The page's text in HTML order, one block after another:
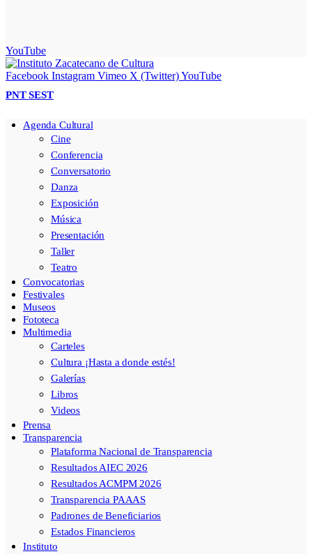
YouTube
Facebook Instagram Vimeo X (Twitter)YouTube
PNTSEST
Agenda Cultural
Cine
Conferencia
Conversatorio
Danza
Exposición
Música
Presentación
Taller
Teatro
Convocatorias
Festivales
Museos
Fototeca
Multimedia
Carteles
Cultura ¡Hasta a donde estés!
Galerías
Libros
Videos
Prensa
Transparencia
Plataforma Nacional de Transparencia
Resultados AIEC 2026
Resultados ACMPM 2026
Transparencia PAAAS
Padrones de Beneficiarios
Estados Financieros
Instituto